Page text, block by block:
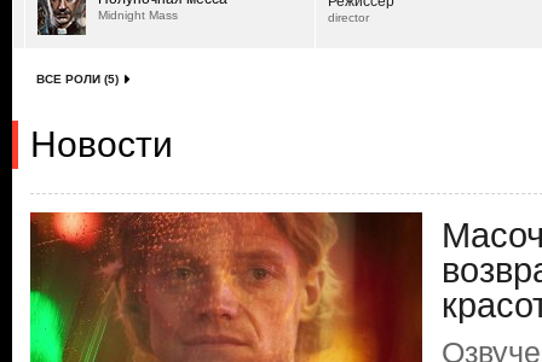
Midnight Mass director
ВСЕ РОЛИ (5)
Новости